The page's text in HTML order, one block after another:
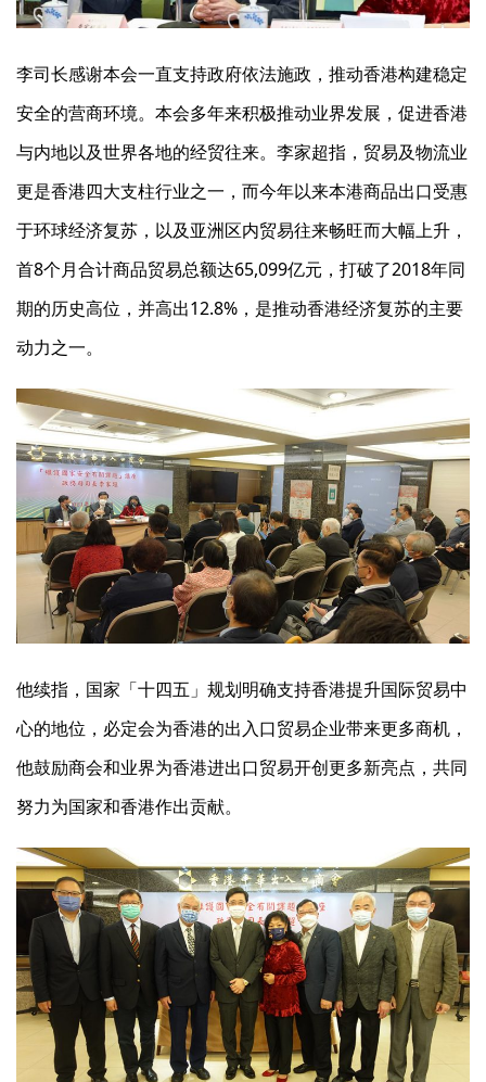
李司长感谢本会一直支持政府依法施政，推动香港构建稳定
安全的营商环境。本会多年来积极推动业界发展，促进香港
与内地以及世界各地的经贸往来。李家超指，贸易及物流业
更是香港四大支柱行业之一，而今年以来本港商品出口受惠
于环球经济复苏，以及亚洲区内贸易往来畅旺而大幅上升，
首8个月合计商品贸易总额达65,099亿元，打破了2018年同
期的历史高位，并高出12.8%，是推动香港经济复苏的主要
动力之一。
他续指，国家「十四五」规划明确支持香港提升国际贸易中
心的地位，必定会为香港的出入口贸易企业带来更多商机，
他鼓励商会和业界为香港进出口贸易开创更多新亮点，共同
努力为国家和香港作出贡献。